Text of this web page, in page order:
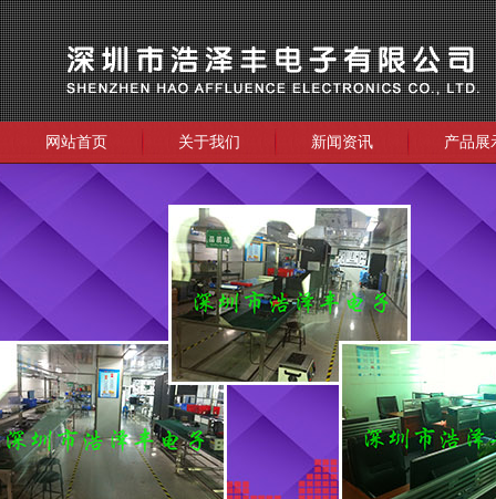
网站首页 关于我们 新闻资讯 产品展